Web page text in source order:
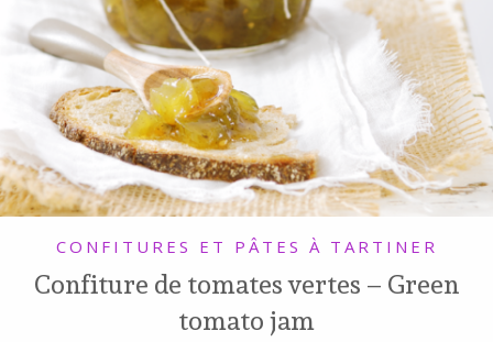
CONFITURES ET PÂTES À TARTINER
Confiture de tomates vertes – Green
tomato jam